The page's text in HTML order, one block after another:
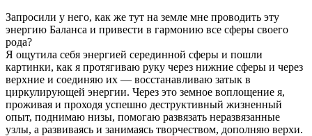
Запросили у него, как же тут на земле мне проводить эту
энергию Баланса и привести в гармонию все сферы своего
рода?
Я ощутила себя энергией серединной сферы и пошли
картинки, как я протягиваю руку через нижние сферы и через
верхние и соединяю их — восстанавливаю затык в
циркулирующей энергии. Через это земное воплощение я,
проживая и проходя успешно деструктивный жизненный
опыт, поднимаю низы, помогаю развязать неразвязанные
узлы, а развиваясь и занимаясь творчеством, дополняю верхи.